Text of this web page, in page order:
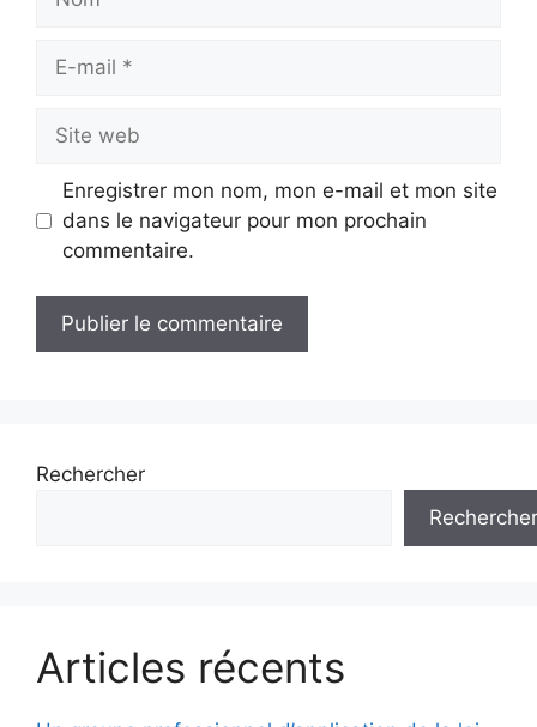
mail
web
Enregistrer mon nom, mon e-mail et mon site
dans le navigateur pour mon prochain
commentaire.
Rechercher
Rechercher
Articles récents